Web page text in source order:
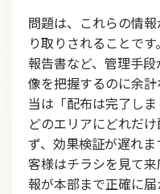
問題は、これらの情
り取りされることで
報告書など、管理手
像を把握するのに余
当は「配布は完了し
どのエリアにどれだ
ず、効果検証が遅れ
客様はチラシを見て
報が本部まで正確に届